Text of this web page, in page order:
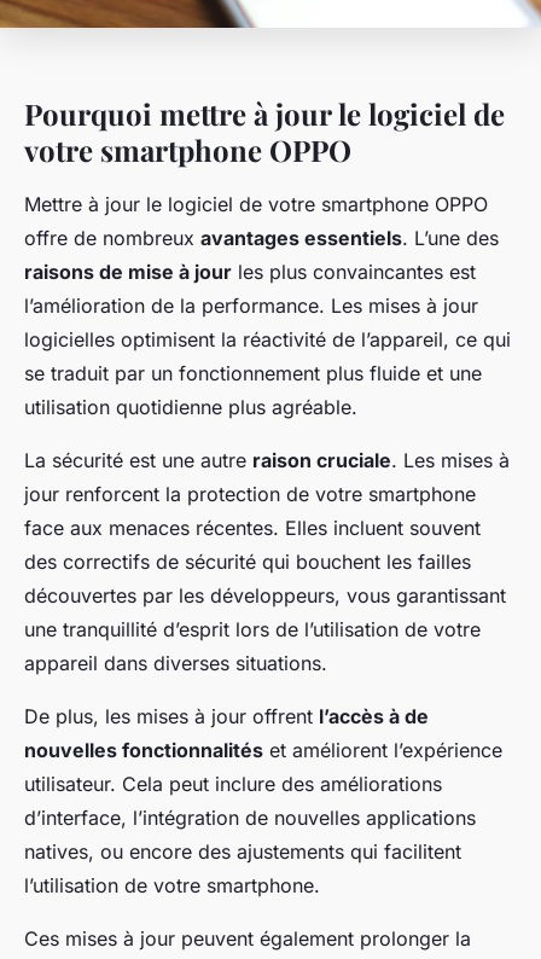
Pourquoi mettre à jour le logiciel de
votre smartphone OPPO
Mettre à jour le logiciel de votre smartphone OPPO
offre de nombreux avantages essentiels. L’une des
raisons de mise à jour les plus convaincantes est
l’amélioration de la performance. Les mises à jour
logicielles optimisent la réactivité de l’appareil, ce qui
se traduit par un fonctionnement plus fluide et une
utilisation quotidienne plus agréable.
La sécurité est une autre raison cruciale. Les mises à
jour renforcent la protection de votre smartphone
face aux menaces récentes. Elles incluent souvent
des correctifs de sécurité qui bouchent les failles
découvertes par les développeurs, vous garantissant
une tranquillité d’esprit lors de l’utilisation de votre
appareil dans diverses situations.
De plus, les mises à jour offrent l’accès à de
nouvelles fonctionnalités et améliorent l’expérience
utilisateur. Cela peut inclure des améliorations
d’interface, l’intégration de nouvelles applications
natives, ou encore des ajustements qui facilitent
l’utilisation de votre smartphone.
Ces mises à jour peuvent également prolonger la